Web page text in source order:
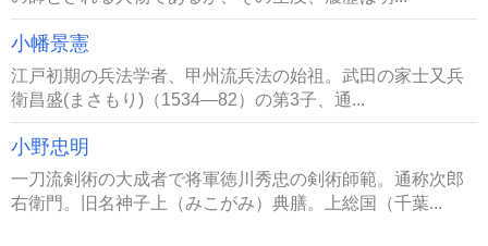
小幡景憲
江戸初期の兵法学者、甲州流兵法の始祖。武田の家士又兵
衛昌盛(まさもり)（1534―82）の第3子、通...
小野忠明
一刀流剣術の大成者で将軍徳川秀忠の剣術師範。通称次郎
右衛門。旧名神子上（みこがみ）典膳。上総国（千葉...